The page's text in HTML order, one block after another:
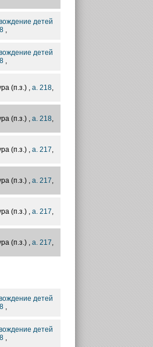
детей
,
детей
,
(п.з.) , а. 218,
(п.з.) , а. 218,
(п.з.) , а. 217,
(п.з.) , а. 217,
(п.з.) , а. 217,
(п.з.) , а. 217,
детей
,
детей
,